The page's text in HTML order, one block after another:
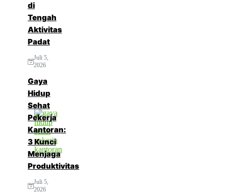
di
Tengah
Aktivitas
Padat
Juli 5,
2026
Gaya
Hidup
Sehat
Pekerja
Kantoran:
3 Kunci
Menjaga
Produktivitas
Juli 5,
2026